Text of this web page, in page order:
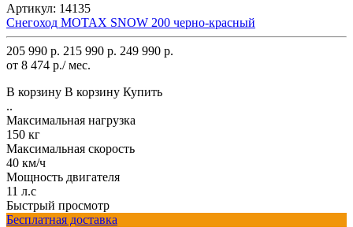
Артикул: 14135
Снегоход MOTAX SNOW 200 черно-красный
205 990 р. 215 990 р. 249 990 р.
от 8 474 р./ мес.
В корзину В корзину Купить
..
Максимальная нагрузка
150 кг
Максимальная скорость
40 км/ч
Мощность двигателя
11 л.с
Быстрый просмотр
Бесплатная доставка